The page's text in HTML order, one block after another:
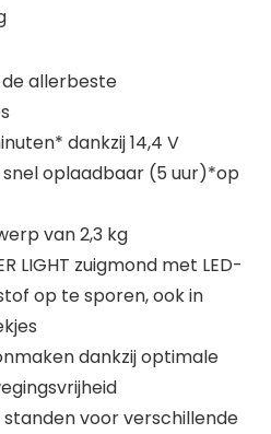
allerbeste
dankzij 14,4 V
oplaadbaar (5 uur)*op
van 2,3 kg
LIGHT zuigmond met LED-
op te sporen, ook in
dankzij optimale
voor verschillende